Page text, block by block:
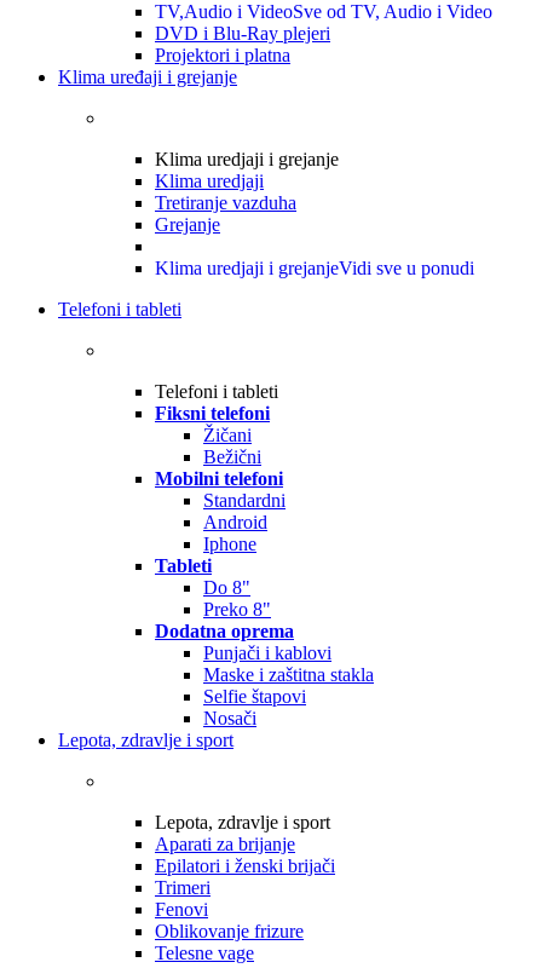
TV,Audio i VideoSve od TV, Audio i Video
DVD i Blu-Ray plejeri
Projektori i platna
Klima uređaji i grejanje
Klima uredjaji i grejanje
Klima uredjaji
Tretiranje vazduha
Grejanje
Klima uredjaji i grejanjeVidi sve u ponudi
Telefoni i tableti
Telefoni i tableti
Fiksni telefoni
Žičani
Bežični
Mobilni telefoni
Standardni
Android
Iphone
Tableti
Do 8"
Preko 8"
Dodatna oprema
Punjači i kablovi
Maske i zaštitna stakla
Selfie štapovi
Nosači
Lepota, zdravlje i sport
Lepota, zdravlje i sport
Aparati za brijanje
Epilatori i ženski brijači
Trimeri
Fenovi
Oblikovanje frizure
Telesne vage